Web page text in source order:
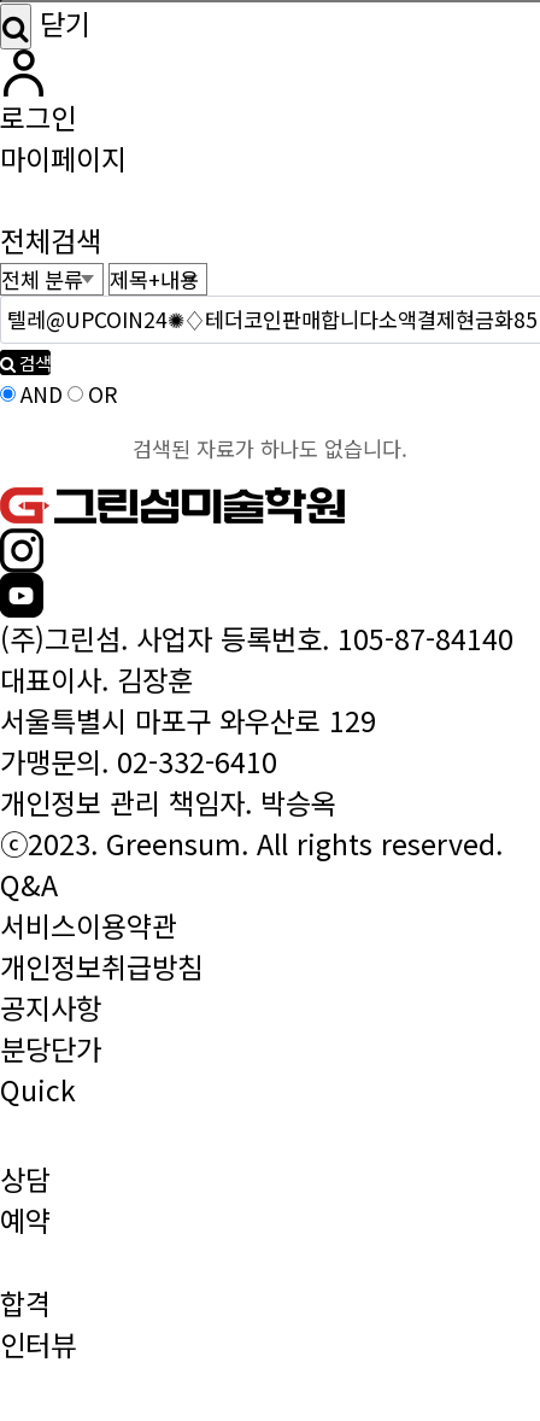
닫기
로그인
마이페이지
전체검색
검색
AND
OR
검색된 자료가 하나도 없습니다.
(주)그린섬. 사업자 등록번호. 105-87-84140
대표이사. 김장훈
서울특별시 마포구 와우산로 129
가맹문의. 02-332-6410
개인정보 관리 책임자. 박승옥
ⓒ2023. Greensum. All rights reserved.
Q&A
서비스이용약관
개인정보취급방침
공지사항
분당단가
Quick
상담
예약
합격
인터뷰